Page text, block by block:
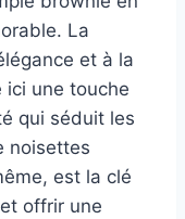
La
et à la
une touche
qui séduit les
noisettes
est la clé
offrir une